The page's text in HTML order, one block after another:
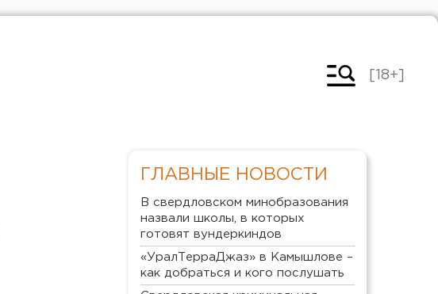
[18+]
ГЛАВНЫЕ НОВОСТИ
В свердловском минобразования
назвали школы, в которых
готовят вундеркиндов
«УралТерраДжаз» в Камышлове –
как добраться и кого послушать